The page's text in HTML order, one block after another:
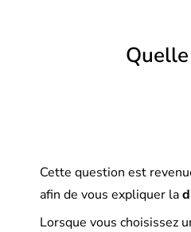
Cette question est
afin de vous expliquer la
Lorsque vous choisissez